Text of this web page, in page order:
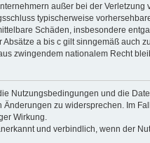
außer bei der
typischerweise
Schäden, insbesondere
a bis c gilt sinngemäß auch
zwingendem nationalem Recht
Nutzungsbedingungen und die
Änderungen zu widersprechen. Im
Wirkung.
und verbindlich, wenn der